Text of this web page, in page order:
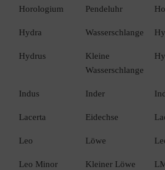
Horologium Pendeluhr
Hydra Wasserschlange
Hydrus
Kleine
Wasserschlange
Indus Inder
Lacerta Eidechse
Leo Löwe
Leo Minor Kleiner Löwe